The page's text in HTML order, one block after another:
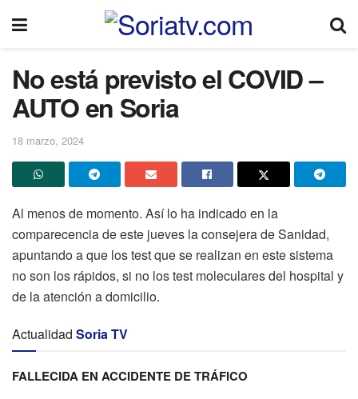
No está previsto el COVID –
AUTO en Soria
18 marzo, 2024
Al menos de momento. Así lo ha indicado en la
comparecencia de este jueves la consejera de Sanidad,
apuntando a que los test que se realizan en este sistema
no son los rápidos, si no los test moleculares del hospital y
de la atención a domicilio.
Actualidad Soria TV
FALLECIDA EN ACCIDENTE DE TRÁFICO